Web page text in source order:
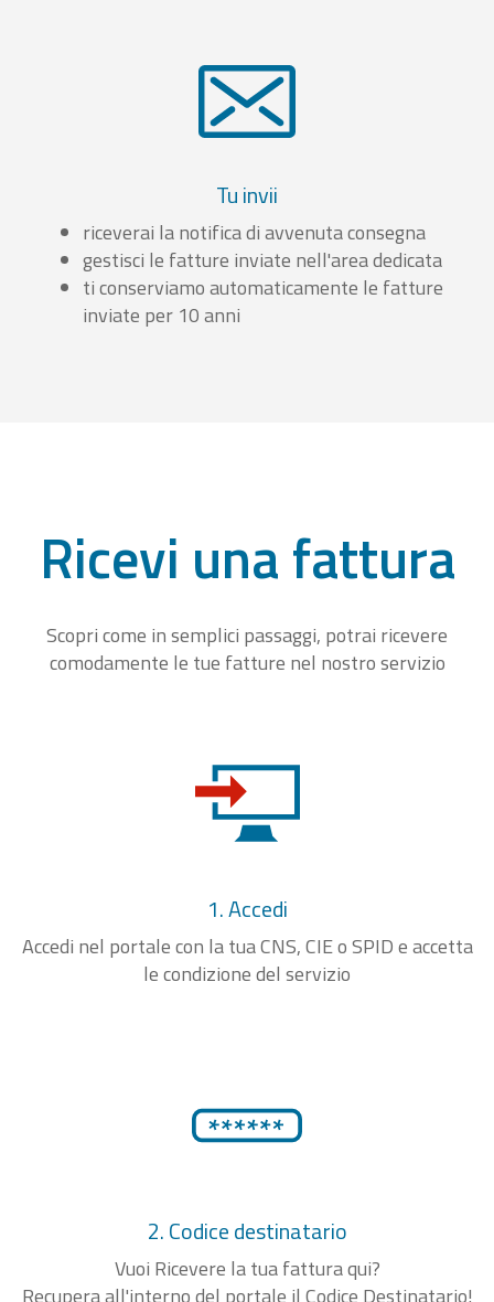
Tu invii
riceverai la notifica di avvenuta consegna
gestisci le fatture inviate nell'area dedicata
ti conserviamo automaticamente le fatture
inviate per 10 anni
Ricevi una fattura
Scopri come in semplici passaggi, potrai ricevere
comodamente le tue fatture nel nostro servizio
1. Accedi
Accedi nel portale con la tua CNS, CIE o SPID e accetta
le condizione del servizio
2. Codice destinatario
Vuoi Ricevere la tua fattura qui?
Recupera all'interno del portale il Codice Destinatario!